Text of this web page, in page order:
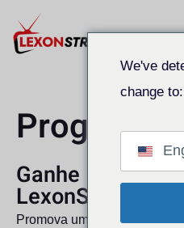
Programa
Ganhe 15% de
LexonStream
Promova um serviço de
We've
change to: